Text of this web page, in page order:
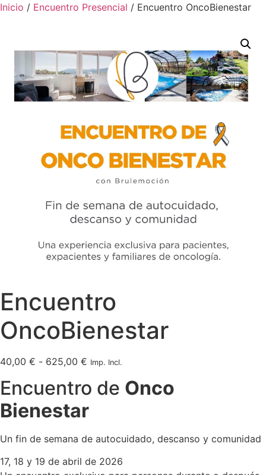
Inicio / Encuentro Presencial / Encuentro OncoBienestar
Encuentro
OncoBienestar
40,00 € - 625,00 € Imp. Incl.
Encuentro de Onco
Bienestar
Un fin de semana de autocuidado, descanso y comunidad
17, 18 y 19 de abril de 2026